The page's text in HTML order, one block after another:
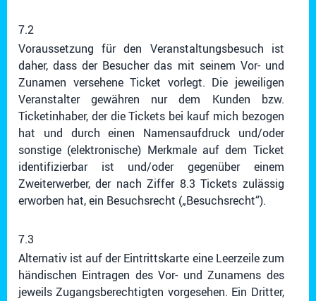
7.2
Voraussetzung für den Veranstaltungsbesuch ist
daher, dass der Besucher das mit seinem Vor- und
Zunamen versehene Ticket vorlegt. Die jeweiligen
Veranstalter gewähren nur dem Kunden bzw.
Ticketinhaber, der die Tickets bei kauf mich bezogen
hat und durch einen Namensaufdruck und/oder
sonstige (elektronische) Merkmale auf dem Ticket
identifizierbar ist und/oder gegenüber einem
Zweiterwerber, der nach Ziffer 8.3 Tickets zulässig
erworben hat, ein Besuchsrecht („Besuchsrecht“).
7.3
Alternativ ist auf der Eintrittskarte eine Leerzeile zum
händischen Eintragen des Vor- und Zunamens des
jeweils Zugangsberechtigten vorgesehen. Ein Dritter,